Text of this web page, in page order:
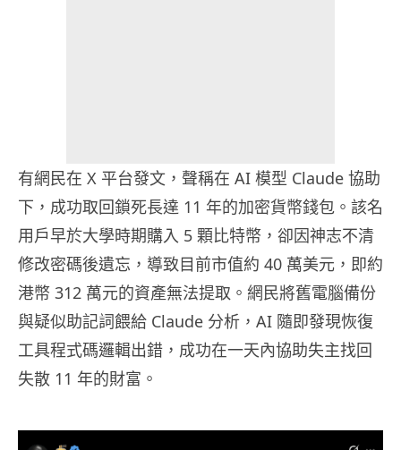
有網民在 X 平台發文，聲稱在 AI 模型 Claude 協助
下，成功取回鎖死長達 11 年的加密貨幣錢包。該名
用戶早於大學時期購入 5 顆比特幣，卻因神志不清
修改密碼後遺忘，導致目前市值約 40 萬美元，即約
港幣 312 萬元的資產無法提取。網民將舊電腦備份
與疑似助記詞餵給 Claude 分析，AI 隨即發現恢復
工具程式碼邏輯出錯，成功在一天內協助失主找回
失散 11 年的財富。